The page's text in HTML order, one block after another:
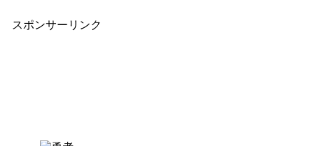
スポンサーリンク